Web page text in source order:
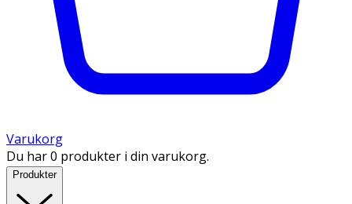
Varukorg
Du har 0 produkter i din varukorg.
Produkter